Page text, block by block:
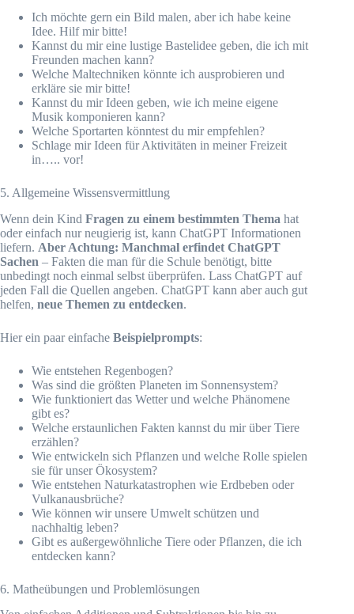
Ich möchte gern ein Bild malen, aber ich habe keine
Idee. Hilf mir bitte!
Kannst du mir eine lustige Bastelidee geben, die ich mit
Freunden machen kann?
Welche Maltechniken könnte ich ausprobieren und
erkläre sie mir bitte!
Kannst du mir Ideen geben, wie ich meine eigene
Musik komponieren kann?
Welche Sportarten könntest du mir empfehlen?
Schlage mir Ideen für Aktivitäten in meiner Freizeit
in….. vor!
5. Allgemeine Wissensvermittlung
Wenn dein Kind Fragen zu einem bestimmten Thema hat
oder einfach nur neugierig ist, kann ChatGPT Informationen
liefern. Aber Achtung: Manchmal erfindet ChatGPT
Sachen – Fakten die man für die Schule benötigt, bitte
unbedingt noch einmal selbst überprüfen. Lass ChatGPT auf
jeden Fall die Quellen angeben. ChatGPT kann aber auch gut
helfen, neue Themen zu entdecken.
Hier ein paar einfache Beispielprompts:
Wie entstehen Regenbogen?
Was sind die größten Planeten im Sonnensystem?
Wie funktioniert das Wetter und welche Phänomene
gibt es?
Welche erstaunlichen Fakten kannst du mir über Tiere
erzählen?
Wie entwickeln sich Pflanzen und welche Rolle spielen
sie für unser Ökosystem?
Wie entstehen Naturkatastrophen wie Erdbeben oder
Vulkanausbrüche?
Wie können wir unsere Umwelt schützen und
nachhaltig leben?
Gibt es außergewöhnliche Tiere oder Pflanzen, die ich
entdecken kann?
6. Matheübungen und Problemlösungen